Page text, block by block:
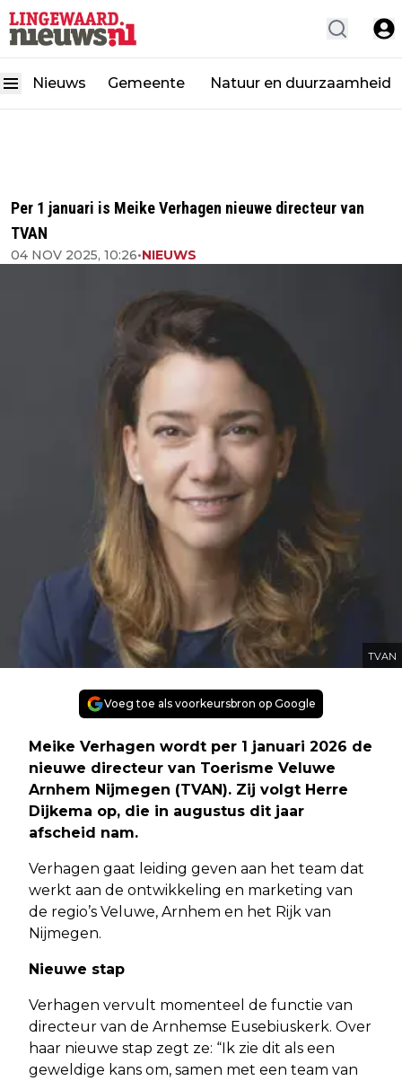
Nieuws Gemeente Natuur en duurzaamheid
Per 1 januari is Meike Verhagen nieuwe directeur van
TVAN
04 NOV 2025, 10:26•NIEUWS
TVAN
Voeg toe als voorkeursbron op Google
Meike Verhagen wordt per 1 januari 2026 de
nieuwe directeur van Toerisme Veluwe
Arnhem Nijmegen (TVAN). Zij volgt Herre
Dijkema op, die in augustus dit jaar
afscheid nam.
Verhagen gaat leiding geven aan het team dat
werkt aan de ontwikkeling en marketing van
de regio’s Veluwe, Arnhem en het Rijk van
Nijmegen.
Nieuwe stap
Verhagen vervult momenteel de functie van
directeur van de Arnhemse Eusebiuskerk. Over
haar nieuwe stap zegt ze: “Ik zie dit als een
geweldige kans om, samen met een team van